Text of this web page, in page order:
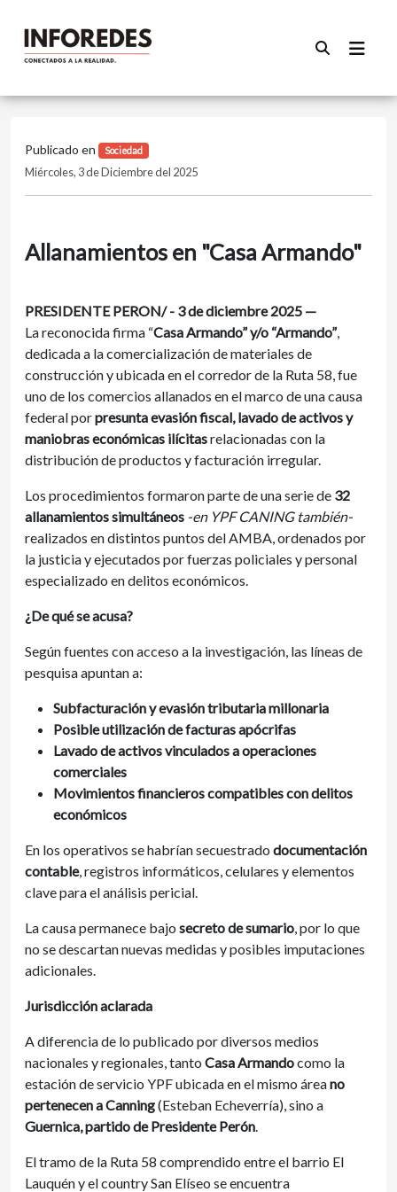
Publicado en Sociedad
Miércoles, 3 de Diciembre del 2025
Allanamientos en "Casa Armando"
PRESIDENTE PERON/ - 3 de diciembre 2025 —
La reconocida firma “Casa Armando” y/o “Armando”,
dedicada a la comercialización de materiales de
construcción y ubicada en el corredor de la Ruta 58, fue
uno de los comercios allanados en el marco de una causa
federal porpresunta evasión fiscal, lavado de activos y
maniobras económicas ilícitasrelacionadas con la
distribución de productos y facturación irregular.
Los procedimientos formaron parte de una serie de 32
allanamientos simultáneos -en YPF CANING también-
realizados en distintos puntos del AMBA, ordenados por
la justicia y ejecutados por fuerzas policiales y personal
especializado en delitos económicos.
¿De qué se acusa?
Según fuentes con acceso a la investigación, las líneas de
pesquisa apuntan a:
Subfacturación y evasión tributaria millonaria
Posible utilización de facturas apócrifas
Lavado de activos vinculados a operaciones
comerciales
Movimientos financieros compatibles con delitos
económicos
En los operativos se habrían secuestrado documentación
contable, registros informáticos, celulares y elementos
clave para el análisis pericial.
La causa permanece bajo secreto de sumario, por lo que
no se descartan nuevas medidas y posibles imputaciones
adicionales.
Jurisdicción aclarada
A diferencia de lo publicado por diversos medios
nacionales y regionales, tanto Casa Armandocomo la
estación de servicio YPF ubicada en el mismo áreano
pertenecen a Canning(Esteban Echeverría), sino a
Guernica, partido de Presidente Perón.
El tramo de la Ruta 58 comprendido entre el barrio El
Lauquén y el country San Elíseo se encuentra